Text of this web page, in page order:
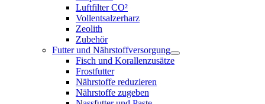
Luftfilter CO²
Vollentsalzerharz
Zeolith
Zubehör
Futter und Nährstoffversorgung
Fisch und Korallenzusätze
Frostfutter
Nährstoffe reduzieren
Nährstoffe zugeben